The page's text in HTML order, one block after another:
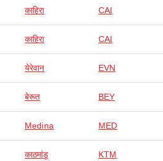
काहिरा CAI
काहिरा CAI
येरेवान EVN
बेरूत BEY
Medina MED
काठमांडू KTM